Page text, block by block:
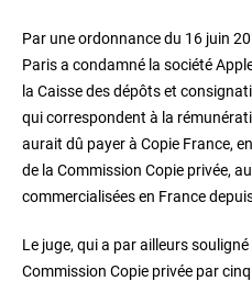
Par une ordonnance du 16 juin
Paris a condamné la société
la Caisse des dépôts et
qui correspondent à la
aurait dû payer à Copie France,
de la Commission Copie privée,
commercialisées en France
Le juge, qui a par ailleurs
Commission Copie privée par